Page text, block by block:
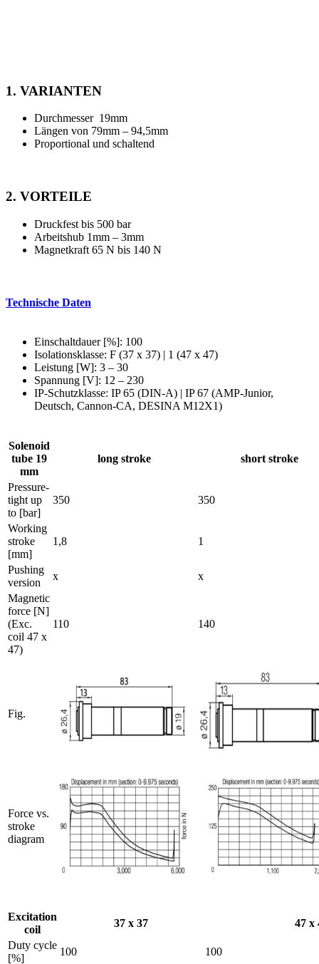
1. VARIANTEN
Durchmesser 19mm
Längen von 79mm – 94,5mm
Proportional und schaltend
2. VORTEILE
Druckfest bis 500 bar
Arbeitshub 1mm – 3mm
Magnetkraft 65 N bis 140 N
Technische Daten
Einschaltdauer [%]: 100
Isolationsklasse: F (37 x 37) | 1 (47 x 47)
Leistung [W]: 3 – 30
Spannung [V]: 12 – 230
IP-Schutzklasse: IP 65 (DIN-A) | IP 67 (AMP-Junior,
Deutsch, Cannon-CA, DESINA M12X1)
Solenoid
tube 19
mm
long stroke short stroke
Pressure-
tight up
to [bar]
350 350
Working
stroke
[mm]
1,8 1
Pushing
version
x
x
Magnetic
force [N]
(Exc.
coil 47 x
47)
110 140
Fig.
Force vs.
stroke
diagram
Excitation
coil
37 x 37
47 x
Duty cycle
[%]
100 100